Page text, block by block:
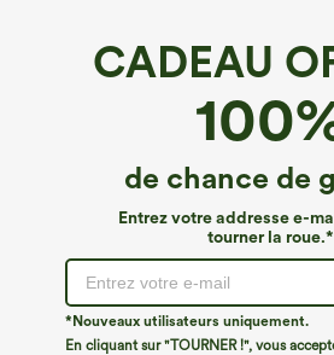
CADEAU
de chance de
Entrez votre addresse e-
tourner la roue.*
*Nouveaux utilisateurs uniquement.
En cliquant sur "TOURNER !", vous
Flux Patitoff™*
Patitoff™ Flow — legging taille
à poches, résistant aux poils
€44,95 EUR